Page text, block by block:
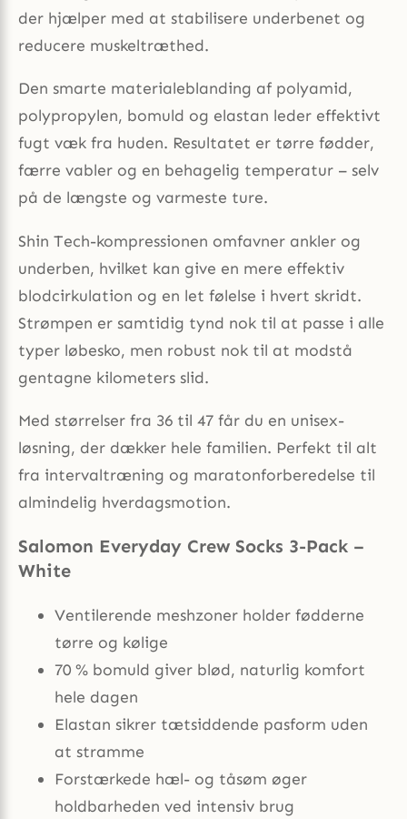
der hjælper med at stabilisere underbenet og
reducere muskeltræthed.
Den smarte materialeblanding af polyamid,
polypropylen, bomuld og elastan leder effektivt
fugt væk fra huden. Resultatet er tørre fødder,
færre vabler og en behagelig temperatur – selv
på de længste og varmeste ture.
Shin Tech-kompressionen omfavner ankler og
underben, hvilket kan give en mere effektiv
blodcirkulation og en let følelse i hvert skridt.
Strømpen er samtidig tynd nok til at passe i alle
typer løbesko, men robust nok til at modstå
gentagne kilometers slid.
Med størrelser fra 36 til 47 får du en unisex-
løsning, der dækker hele familien. Perfekt til alt
fra intervaltræning og maratonforberedelse til
almindelig hverdagsmotion.
Salomon Everyday Crew Socks 3-Pack –
White
Ventilerende meshzoner holder fødderne
tørre og kølige
70 % bomuld giver blød, naturlig komfort
hele dagen
Elastan sikrer tætsiddende pasform uden
at stramme
Forstærkede hæl- og tåsøm øger
holdbarheden ved intensiv brug